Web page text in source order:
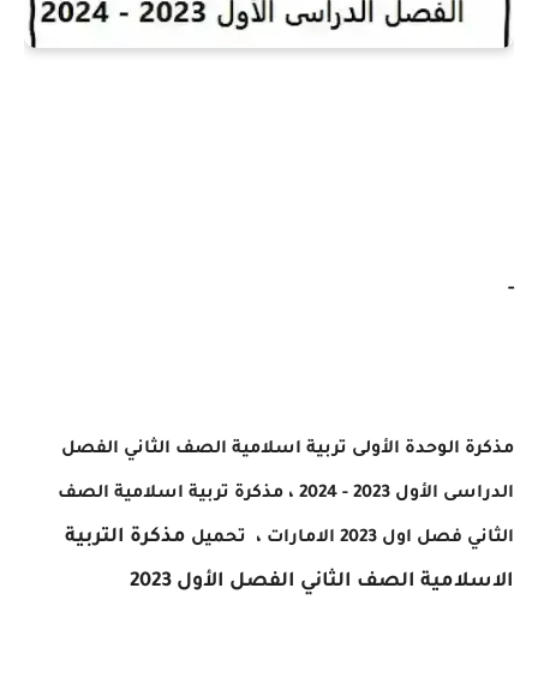
الوحدة الأولى تربية اسلامية الصف الثاني الفصل
2023 - 2024 ، مذكرة تربية اسلامية الصف
2023 الامارات ، تحميل مذكرة التربية
الصف الثاني الفصل الأول 2023